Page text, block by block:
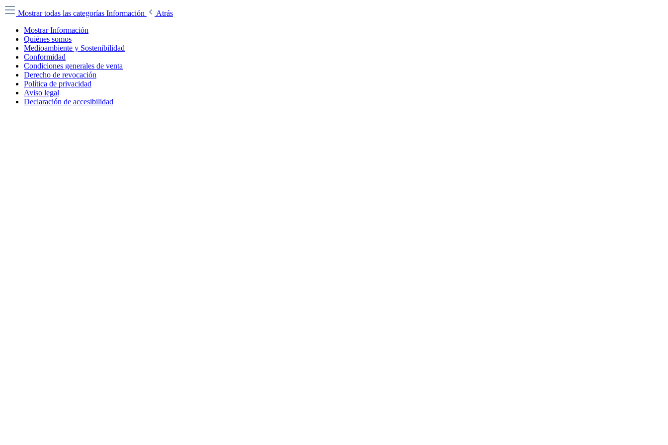
Mostrar todas las categorías Información
Atrás
Mostrar Información
Quiénes somos
Medioambiente y Sostenibilidad
Conformidad
Condiciones generales de venta
Derecho de revocación
Política de privacidad
Aviso legal
Declaración de accesibilidad